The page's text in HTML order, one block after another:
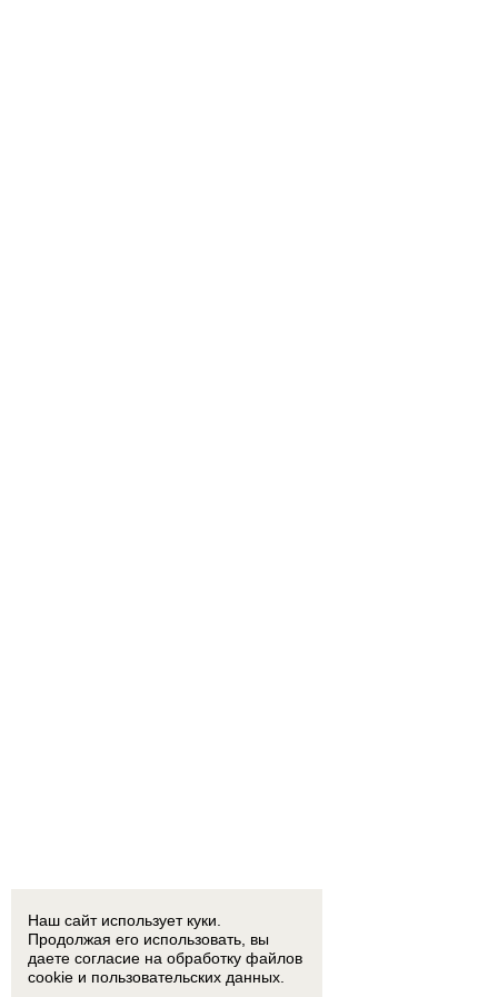
Наш сайт использует куки.
Продолжая его использовать, вы
даете согласие на обработку файлов
cookie и пользовательских данных.